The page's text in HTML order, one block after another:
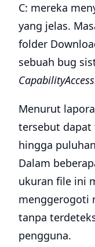
C: mereka
yang jelas.
folder
sebuah bug
Menurut
tersebut dapat
hingga
Dalam
ukuran file ini
menggerogoti
tanpa
pengguna.